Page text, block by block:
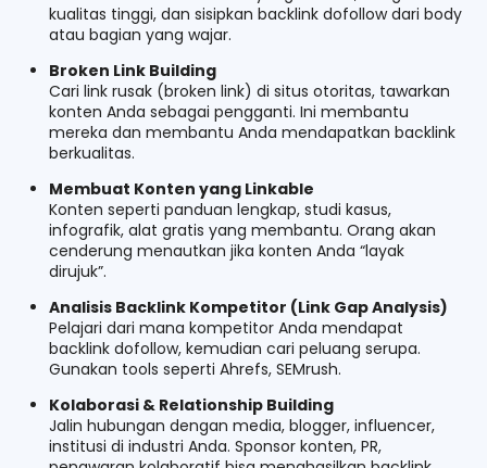
kualitas tinggi, dan sisipkan backlink dofollow dari body
atau bagian yang wajar.
Broken Link Building
Cari link rusak (broken link) di situs otoritas, tawarkan
konten Anda sebagai pengganti. Ini membantu
mereka dan membantu Anda mendapatkan backlink
berkualitas.
Membuat Konten yang Linkable
Konten seperti panduan lengkap, studi kasus,
infografik, alat gratis yang membantu. Orang akan
cenderung menautkan jika konten Anda “layak
dirujuk”.
Analisis Backlink Kompetitor (Link Gap Analysis)
Pelajari dari mana kompetitor Anda mendapat
backlink dofollow, kemudian cari peluang serupa.
Gunakan tools seperti Ahrefs, SEMrush.
Kolaborasi & Relationship Building
Jalin hubungan dengan media, blogger, influencer,
institusi di industri Anda. Sponsor konten, PR,